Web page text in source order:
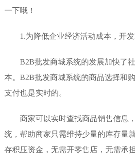
一下哦！
1.为降低企业经济活动成本，开发
B2B批发商城系统的发展加快了社
本。B2B批发商城系统的商品选择和
支付也是实时的。
商家可以实时查找商品销售信息，
统，帮助商家只需维持少量的库存量
存积压资金，无需开零售店，无需承